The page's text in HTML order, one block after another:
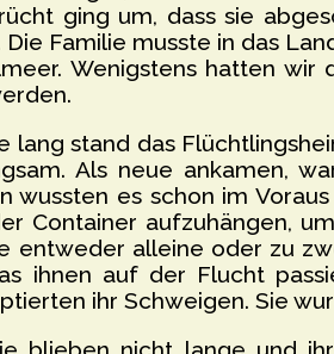
ging um, dass sie
Familie musste in das
Wenigstens hatten wir
lang stand das
Als neue ankamen,
wussten es schon im
Container aufzuhängen,
entweder alleine oder zu
ihnen auf der Flucht
ihr Schweigen. Sie